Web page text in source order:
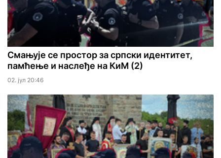
Смањује се простор за српски идентитет,
памћење и наслеђе на КиМ (2)
02. јул 20:46